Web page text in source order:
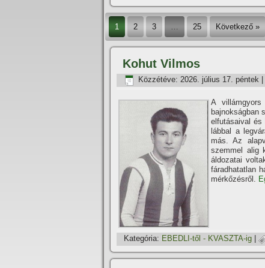
1 2 3 … 25 Következő »
Kohut Vilmos
Közzétéve: 2026. július 17. péntek
A
bajnokságban
elfutásaival és
lábbal a
más. Az
szemmel alig
áldozatai
fáradhatatlan
mérkőzésről.
Kategória: EBEDLI-től - KVASZTA-ig